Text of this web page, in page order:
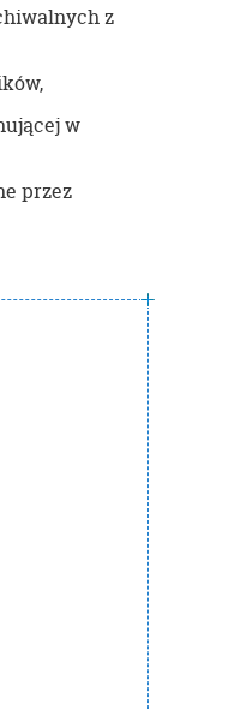
z
w
przez